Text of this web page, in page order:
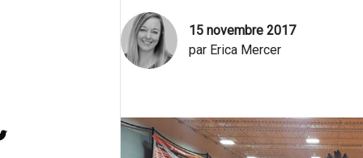
CONTACTEZ-
15 novembre 2017
par Erica Mercer